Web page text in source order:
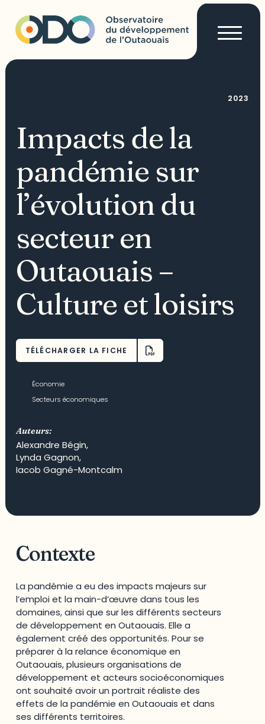
2023
Impacts de la
pandémie sur
l’évolution du
secteur en
Outaouais –
Culture et loisirs
TÉLÉCHARGER LA FICHE
Économie
Secteurs économiques
Auteurs:
Alexandre Bégin,
Lynda Gagnon,
Iacob Gagné-Montcalm
Contexte
La pandémie a eu des impacts majeurs sur
l’emploi et la main-d’œuvre dans tous les
domaines, ainsi que sur les différents secteurs
de développement en Outaouais. Elle a
également créé des opportunités. Pour se
préparer à la relance économique en
Outaouais, plusieurs organisations de
développement et acteurs socioéconomiques
ont souhaité avoir un portrait réaliste des
effets de la pandémie en Outaouais et dans
ses différents territoires.